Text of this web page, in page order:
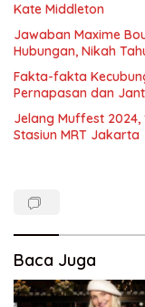
Kate Middleton
Jawaban Maxime
Hubungan, Nikah
Fakta-fakta
Pernapasan dan
Jelang Muffest 2024,
Stasiun MRT Jakarta
Baca Juga